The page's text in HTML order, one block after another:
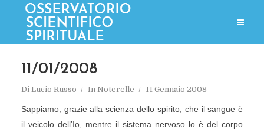
11/01/2008
Di Lucio Russo In Noterelle 11 Gennaio 2008
Sappiamo, grazie alla scienza dello spirito, che il sangue è
il veicolo dell’Io, mentre il sistema nervoso lo è del corpo